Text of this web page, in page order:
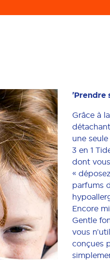
'Prendre
Grâce à
une
3 en 1
dont
«
parfums
Encore
Gentle
vous
conçues